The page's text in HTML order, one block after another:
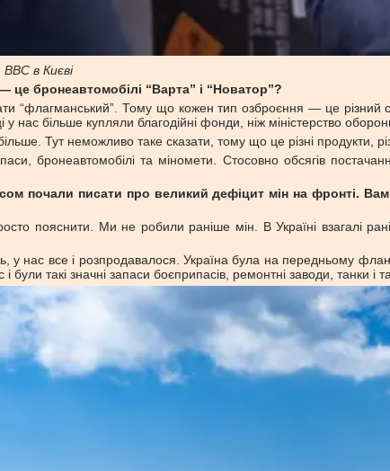
в Києві
бронеавтомобілі “Варта” і “Новатор”?
“флагманський”. Тому що кожен тип озброєння — це різний
нас більше купляли благодійні фонди, ніж міністерство
Тут неможливо таке сказати, тому що це різні продукти,
бронеавтомобілі та міномети. Стосовно обсягів
почали писати про великий дефіцит мін на фронті.
пояснити. Ми не робили раніше мін. В Україні взагалі
нас все і розпродавалося. Україна була на передньому
такі значні запаси боєприпасів, ремонтні заводи, танки і